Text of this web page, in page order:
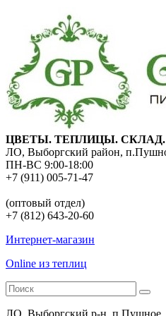
ЦВЕТЫ. ТЕПЛИЦЫ. СКЛАД.
ЛО, Выборгский район,
ПН-ВС 9:00-18:00
+7 (911) 005-71-47
(оптовый отдел)
+7 (812) 643-20-60
Интернет-магазин
Online из теплиц
ЛО, Выборгский р-н, п.Пушное